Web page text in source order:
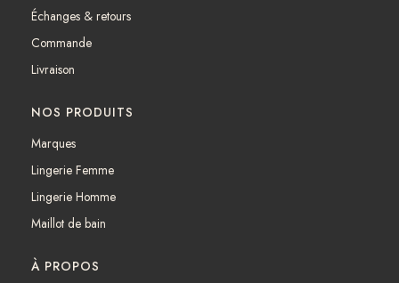
o
k
r
a
Échanges & retours
Commande
Livraison
NOS PRODUITS
Marques
Lingerie Femme
Lingerie Homme
Maillot de bain
À PROPOS